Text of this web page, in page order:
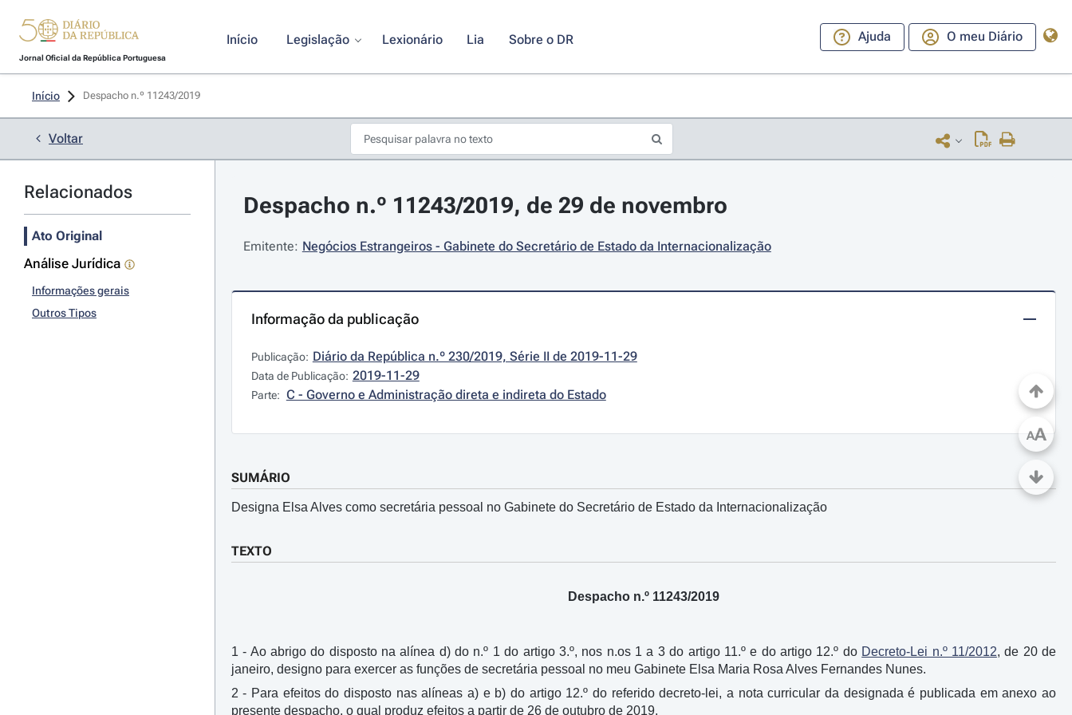
Jornal Oficial da República Portuguesa
Início Legislação Lexionário Lia Sobre o DR Ajuda O meu Diário
Início Despacho n.º 11243/2019
Voltar
Relacionados
Ato Original
Análise Jurídica
Informações gerais
Outros Tipos
Despacho n.º 11243/2019, de 29 de novembro
Emitente: Negócios Estrangeiros - Gabinete do Secretário de Estado da Internacionalização
Informação da publicação
Publicação: Diário da República n.º 230/2019, Série II de 2019-11-29
Data de Publicação: 2019-11-29
Parte: C - Governo e Administração direta e indireta do Estado
SUMÁRIO
Designa Elsa Alves como secretária pessoal no Gabinete do Secretário de Estado da Internacionalização
TEXTO
Despacho n.º 11243/2019
1 - Ao abrigo do disposto na alínea d) do n.º 1 do artigo 3.º, nos n.os 1 a 3 do artigo 11.º e do artigo 12.º do Decreto-Lei n.º 11/2012, de 20 de
janeiro, designo para exercer as funções de secretária pessoal no meu Gabinete Elsa Maria Rosa Alves Fernandes Nunes.
2 - Para efeitos do disposto nas alíneas a) e b) do artigo 12.º do referido decreto-lei, a nota curricular da designada é publicada em anexo ao
presente despacho, o qual produz efeitos a partir de 26 de outubro de 2019.
AA